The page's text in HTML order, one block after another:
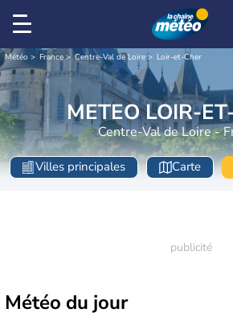
Météo France Centre-Val de Loire Loir-et-Cher
METEO LOIR-
Centre-Val de Loire -
Villes principales Carte
Météo du jour